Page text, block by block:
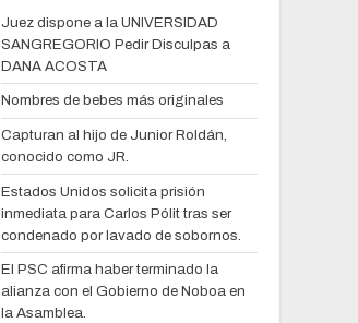
Juez dispone a la UNIVERSIDAD
SANGREGORIO Pedir Disculpas a
DANA ACOSTA
Nombres de bebes más originales
Capturan al hijo de Junior Roldán,
conocido como JR.
Estados Unidos solicita prisión
inmediata para Carlos Pólit tras ser
condenado por lavado de sobornos.
El PSC afirma haber terminado la
alianza con el Gobierno de Noboa en
la Asamblea.